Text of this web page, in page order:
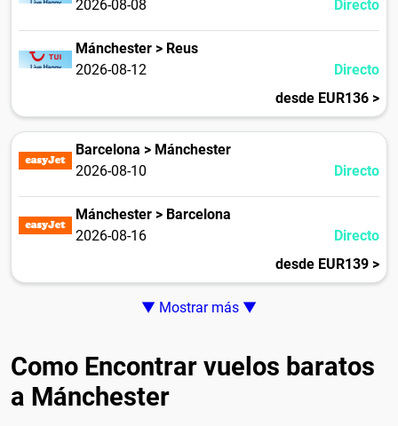
2026-08-08
Directo
Mánchester > Reus
2026-08-12
Directo
desde EUR136 >
Barcelona > Mánchester
2026-08-10
Directo
Mánchester > Barcelona
2026-08-16
Directo
desde EUR139 >
▼ Mostrar más ▼
Como Encontrar vuelos baratos
a Mánchester